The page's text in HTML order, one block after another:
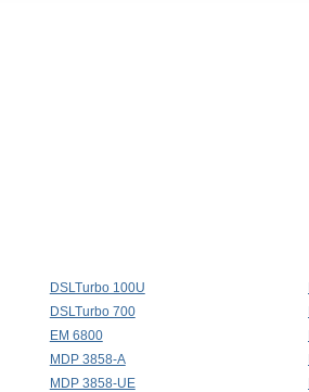
DSLTurbo 100U
DSLTurbo 700
EM 6800
MDP 3858-A
MDP 3858-UE